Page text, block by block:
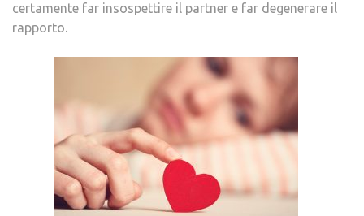
certamente far insospettire il partner e far degenerare il
rapporto.